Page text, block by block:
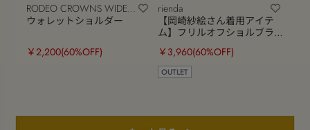
RODEO CROWNS WIDE
BOWL
ウォレットショルダー
￥2,200(60%OFF)
rienda
【岡崎紗絵さん着用アイテ
ム】フリルオフショルブラ
￥3,960(60%OFF)
OUTLET